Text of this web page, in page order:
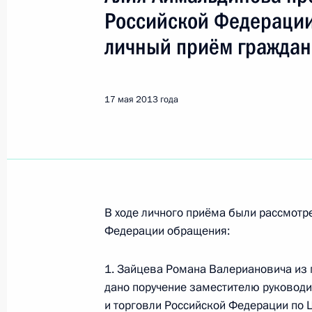
23 мая 2013 года по поручению
граждан в Москве личный приём
Центрального таможенного
Прусов провёл в приёмной
23 мая 2013 года, 19:27
Российской
личный приём граждан
17 мая 2013 года
В ходе личного приёма были
Федерации обращения:
1. Зайцева Романа Валериановича
дано поручение заместителю
и торговли Российской Федерации